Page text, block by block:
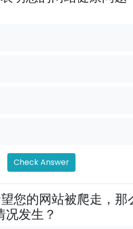
Check Answer
您的网站被爬走，那
发生？